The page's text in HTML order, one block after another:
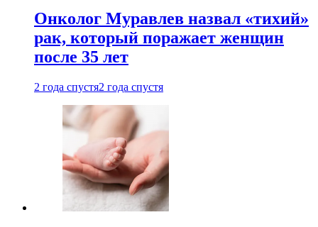
Онколог Муравлев назвал «тихий»
рак, который поражает женщин
после 35 лет
2 года спустя2 года спустя